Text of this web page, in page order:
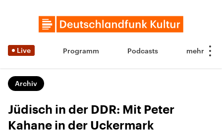
Live Programm Podcasts
Archiv
Jüdisch in der DDR: Mit Peter
Kahane in der Uckermark